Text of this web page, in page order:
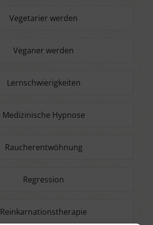
Vegetarier werden
Veganer werden
Lernschwierigkeiten
Medizinische Hypnose
Raucherentwöhnung
Regression
Reinkarnationstherapie